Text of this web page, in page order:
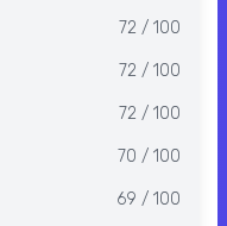
72 / 100
72 / 100
72 / 100
70 / 100
69 / 100